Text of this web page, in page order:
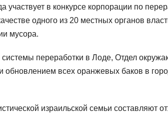
участвует в конкурсе корпорации по
одного из 20 местных органов
мусора.
переработки в Лоде, Отдел
обновлением всех оранжевых баков в
израильской семьи составляют